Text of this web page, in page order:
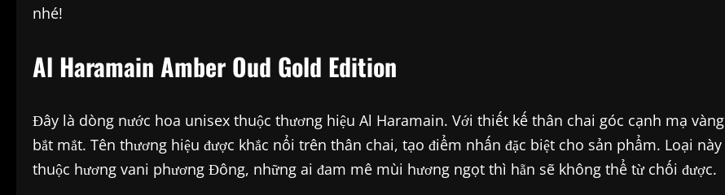
nhé!
Al Haramain Amber Oud Gold Edition
Đây là dòng nước hoa unisex thuộc thương hiệu Al Haramain. Với thiết kế thân chai góc cạnh mạ vàng
bắt mắt. Tên thương hiệu được khắc nổi trên thân chai, tạo điểm nhấn đặc biệt cho sản phẩm. Loại này
thuộc hương vani phương Đông, những ai đam mê mùi hương ngọt thì hẵn sẽ không thể từ chối được.